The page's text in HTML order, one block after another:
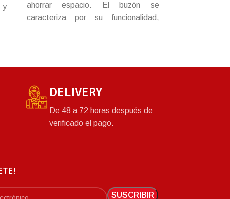
y
ahorrar espacio. El buzón se
caracteriza por su funcionalidad,
calidad, acabados de gran
calidad,
DELIVERY
De 48 a 72 horas después de
verificado el pago.